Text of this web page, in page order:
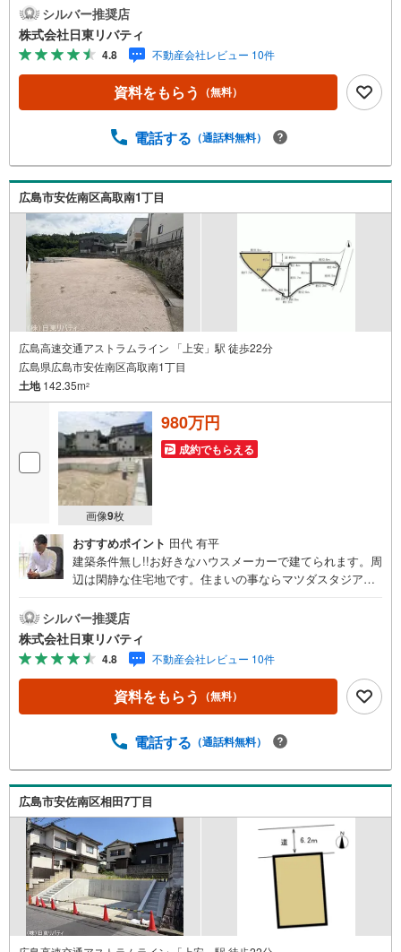
日東リバティへ!!チラシやネット広告に載っていない物件も
ご紹介できます。広島市内はもちろん廿日市から呉・東広
島まで6000物件の豊富な情報量!!「実際に自分自身が住む
家を見て納得して買いたい」広告では分かり難い物件の長
所や短所を現地でご確認できます。お気軽にお問い合わせ
下さい。TV電話やLINE等でオンライン案内も可能です。お
に」をモットーに、創業以来多くのお客様に信頼と信用を
ができました。「人と人、心と心」これからもこの精神を
大切に、お客様へのサポートをさせて頂きます。株式会社
日東リバティ〒732-0818広島市南区段原日出2丁目2-22-2F
シルバー推奨店
株式会社日東リバティ
4.8 不動産会社レビュー 10件
資料をもらう （無料）
電話する （通話料無料）
広島市安佐南区高取南1丁目
広島高速交通アストラムライン 「上安」駅 徒歩22分
広島県広島市安佐南区高取南1丁目
土地142.35m2
画像9枚
980万円
成約でもらえる
おすすめポイント 田代 有平
建築条件無し!!お好きなハウスメーカーで建てられます。周
辺は閑静な住宅地です。住まいの事ならマツダスタジアム
物件もご紹介できます。広島市内はもちろん廿日市から
呉・東広島まで6000物件の豊富な情報量!!「実際に自分自
身が住む家を見て納得して買いたい」広告では分かり難い
物件の長所や短所を現地でご確認できます。お気軽にお問
い合わせ下さい。TV電話やLINE等でオンライン案内も可能
です。お気軽にお申し付け下さい。「住まいを通じた出逢
と信用を頂き、広島県下でも有数の不動産グループへ成長
の精神を大切に、お客様へのサポートをさせて頂きます。
株式会社日東リバティ〒732-0818広島市南区段原日出2丁目
2-22-2F
シルバー推奨店
株式会社日東リバティ
4.8 不動産会社レビュー 10件
資料をもらう （無料）
電話する （通話料無料）
広島市安佐南区相田7丁目